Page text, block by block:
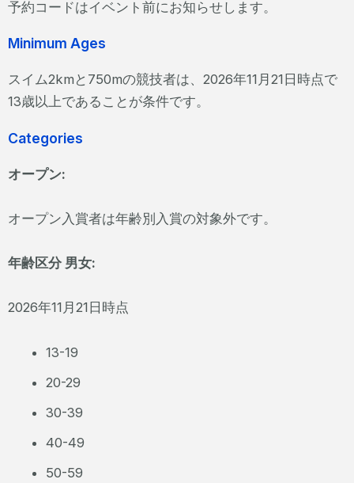
予約コードはイベント前にお知らせします。
Minimum Ages
スイム2kmと750mの競技者は、2026年11月21日時点で
13歳以上であることが条件です。
Categories
オープン:
オープン入賞者は年齢別入賞の対象外です。
年齢区分 男女:
2026年11月21日時点
13-19
20-29
30-39
40-49
50-59